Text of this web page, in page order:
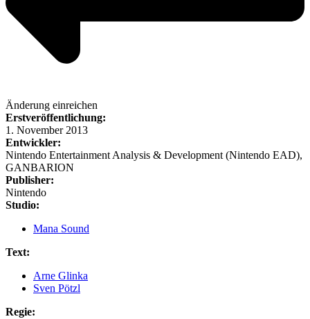
Änderung einreichen
Erstveröffentlichung:
1. November 2013
Entwickler:
Nintendo Entertainment Analysis & Development (Nintendo EAD),
GANBARION
Publisher:
Nintendo
Studio:
Mana Sound
Text:
Arne Glinka
Sven Pötzl
Regie: